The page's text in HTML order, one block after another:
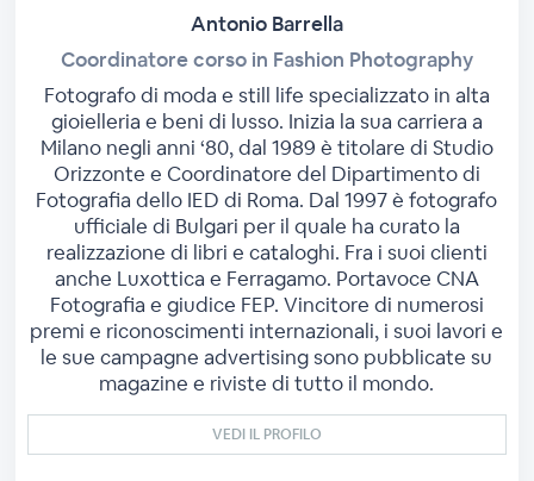
Antonio Barrella
Coordinatore corso in Fashion Photography
Fotografo di moda e still life specializzato in alta
gioielleria e beni di lusso. Inizia la sua carriera a
Milano negli anni ‘80, dal 1989 è titolare di Studio
Orizzonte e Coordinatore del Dipartimento di
Fotografia dello IED di Roma. Dal 1997 è fotografo
ufficiale di Bulgari per il quale ha curato la
realizzazione di libri e cataloghi. Fra i suoi clienti
anche Luxottica e Ferragamo. Portavoce CNA
Fotografia e giudice FEP. Vincitore di numerosi
premi e riconoscimenti internazionali, i suoi lavori e
le sue campagne advertising sono pubblicate su
magazine e riviste di tutto il mondo.
VEDI IL PROFILO